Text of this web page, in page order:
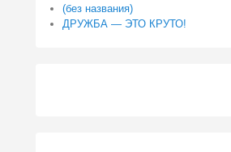
(без названия)
ДРУЖБА — ЭТО КРУТО!